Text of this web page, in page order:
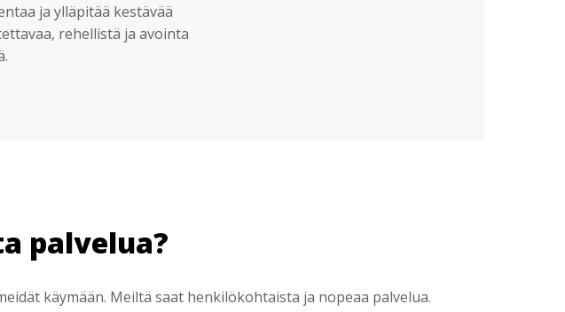
ja ylläpitää kestävää
rehellistä ja avointa
palvelua?
käymään. Meiltä saat henkilökohtaista ja nopeaa palvelua.